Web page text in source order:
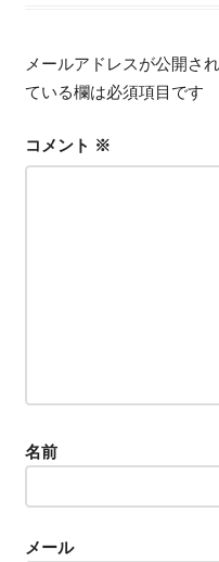
ー
シ
ョ
ン
メールアドレスが公開さ
ている欄は必須項目です
コメント ※
名前
メール